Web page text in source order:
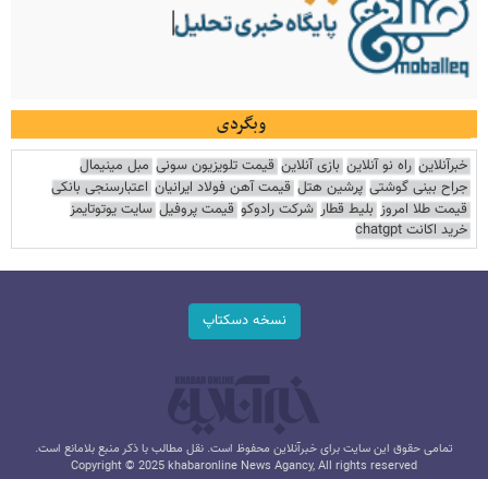
وبگردی
خبرآنلاین راه نو آنلاین بازی آنلاین قیمت تلویزیون سونی مبل مینیمال
جراح بینی گوشتی پرشین هتل قیمت آهن فولاد ایرانیان اعتبارسنجی بانکی
قیمت طلا امروز بلیط قطار شرکت رادوکو قیمت پروفیل سایت یوتوتایمز
خرید اکانت chatgpt
نسخه دسکتاپ
تمامی حقوق این سایت برای خبرآنلاین محفوظ است. نقل مطالب با ذکر منبع بلامانع است.
Copyright © 2025 khabaronline News Agancy, All rights reserved